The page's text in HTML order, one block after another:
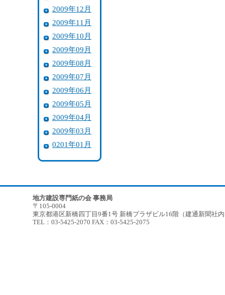
2009年12月
2009年11月
2009年10月
2009年09月
2009年08月
2009年07月
2009年06月
2009年05月
2009年04月
2009年03月
0201年01月
地方建設専門紙の会 事務局
〒105-0004
東京都港区新橋四丁目9番1号 新橋プラザビル16階（建通新聞社
TEL：03-5425-2070 FAX：03-5425-2075